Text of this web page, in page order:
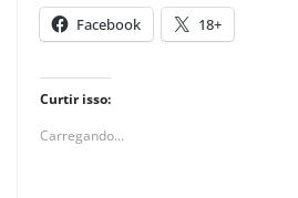
Facebook 18+
Curtir isso:
Carregando...